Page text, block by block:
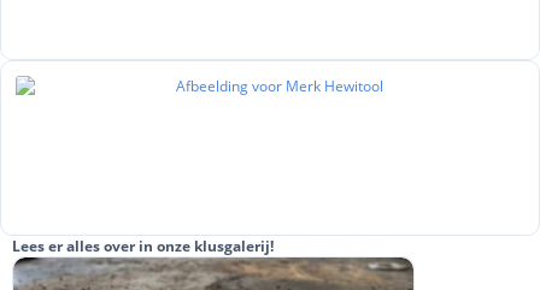
Lees er alles over in onze klusgalerij!